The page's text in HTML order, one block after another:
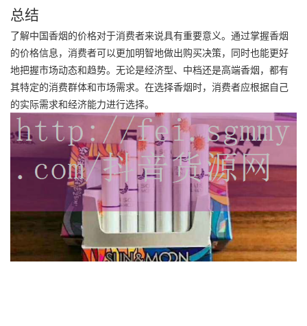
总结
了解中国香烟的价格对于消费者来说具有重要意义。通过掌握香烟
的价格信息，消费者可以更加明智地做出购买决策，同时也能更好
地把握市场动态和趋势。无论是经济型、中档还是高端香烟，都有
其特定的消费群体和市场需求。在选择香烟时，消费者应根据自己
的实际需求和经济能力进行选择。